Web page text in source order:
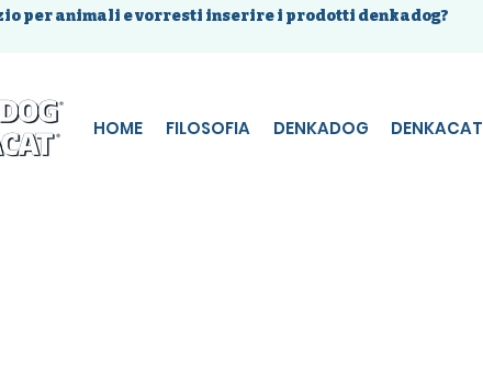
per animali e vorresti inserire i prodotti denkadog?
HOME FILOSOFIA DENKADOG DENKACAT